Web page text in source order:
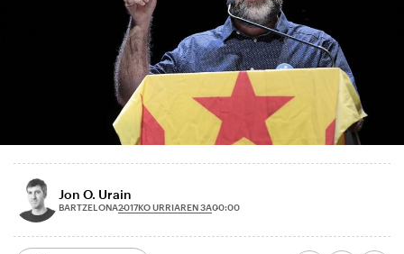
Jon O. Urain
BARTZELONA2017KO URRIAREN 3A00:00